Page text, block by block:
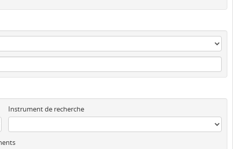
Instrument de recherche